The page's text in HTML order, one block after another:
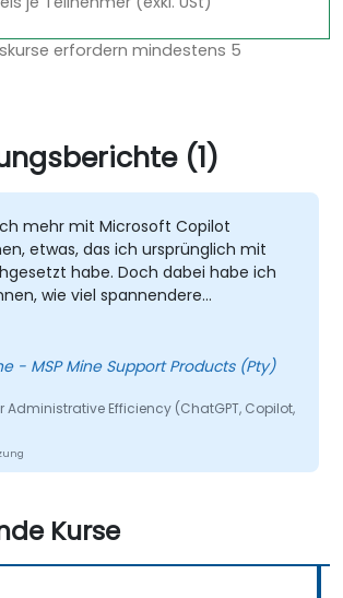
erfordern mindestens 5
(1)
mehr mit Microsoft Copilot
etwas, das ich ursprünglich mit
habe. Doch dabei habe ich
wie viel spannendere
gibt, die ich fortan nutzen werde,
zu erleichtern.
Administrative Efficiency (ChatGPT, Copilot,
Kurse